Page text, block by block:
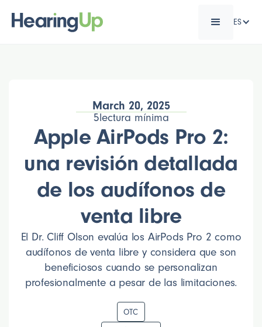
ES
March 20, 2025
5 lectura mínima
Apple AirPods Pro 2:
una revisión detallada
de los audífonos de
venta libre
El Dr. Cliff Olson evalúa los AirPods Pro 2 como
audífonos de venta libre y considera que son
beneficiosos cuando se personalizan
profesionalmente a pesar de las limitaciones.
OTC